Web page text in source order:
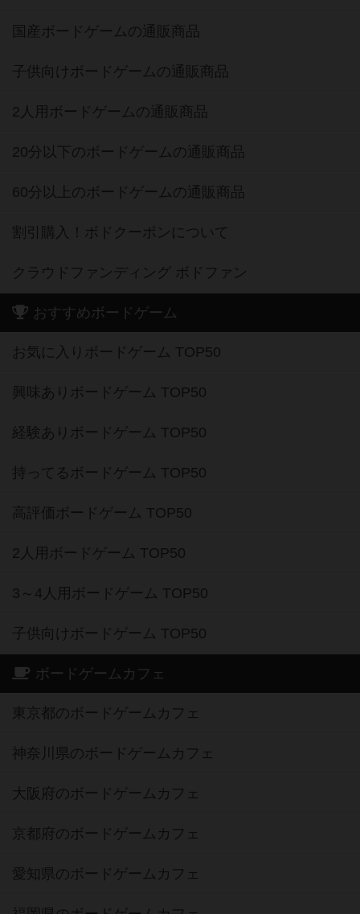
国産ボードゲームの通販商品
子供向けボードゲームの通販商品
2人用ボードゲームの通販商品
20分以下のボードゲームの通販商品
60分以上のボードゲームの通販商品
割引購入！ボドクーポンについて
クラウドファンディング ボドファン
おすすめボードゲーム
お気に入りボードゲーム TOP50
興味ありボードゲーム TOP50
経験ありボードゲーム TOP50
持ってるボードゲーム TOP50
高評価ボードゲーム TOP50
2人用ボードゲーム TOP50
3～4人用ボードゲーム TOP50
子供向けボードゲーム TOP50
ボードゲームカフェ
東京都のボードゲームカフェ
神奈川県のボードゲームカフェ
大阪府のボードゲームカフェ
京都府のボードゲームカフェ
愛知県のボードゲームカフェ